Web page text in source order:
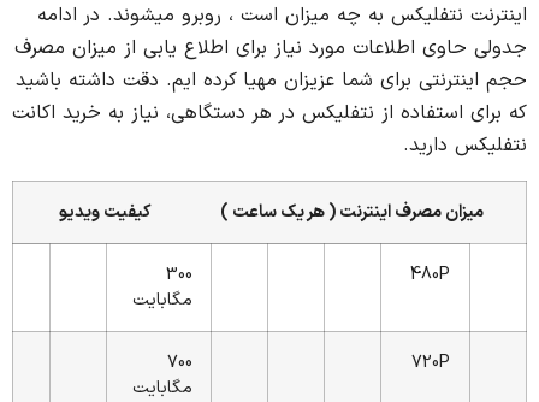
اینترنت نتفلیکس به چه میزان است ، روبرو میشوند. در ادامه
جدولی حاوی اطلاعات مورد نیاز برای اطلاع یابی از میزان مصرف
حجم اینترنتی برای شما عزیزان مهیا کرده ایم. دقت داشته باشید
که برای استفاده از نتفلیکس در هر دستگاهی، نیاز به خرید اکانت
نتفلیکس دارید.
میزان مصرف اینترنت(هر یک ساعت ) کیفیت ویدیو
300
مگابایت
700
مگابایت